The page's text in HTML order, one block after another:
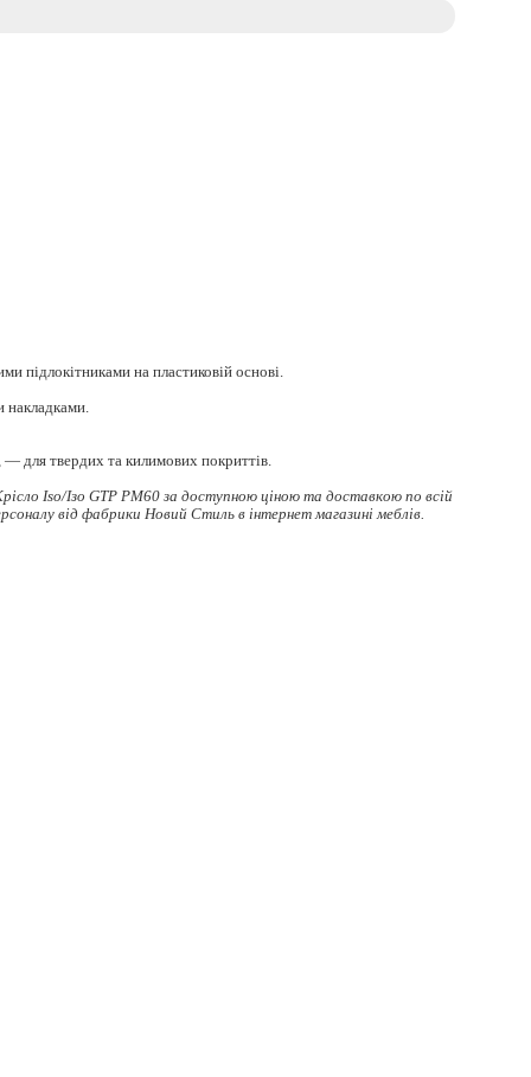
підлокітниками на пластиковій основі.
накладками.
— для твердих та килимових покриттів.
Iso/Ізо GTP PM60 за доступною ціною та доставкою по всій
від фабрики Новий Стиль в інтернет магазині меблів.